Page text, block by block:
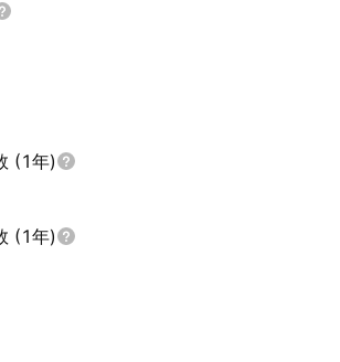
(1年)
(1年)